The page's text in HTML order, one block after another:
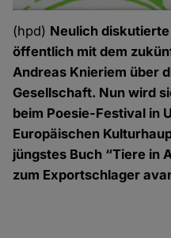
(hpd) Neulich
öffentlich mit dem
Andreas Knieriem über
Gesellschaft. Nun wird
beim Poesie-Festival in
Europäischen
jüngstes Buch “Tiere in
zum Exportschlager